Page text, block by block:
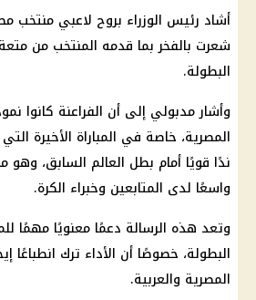
أشاد رئيس الوزراء بروح لاعبي منتخب
شعرت بالفخر بما قدمه المنتخب من
البطولة.
وأشار مدبولي إلى أن الفراعنة كانوا
المصرية، خاصة في المباراة الأخيرة
ندًا قويًا أمام بطل العالم السابق، وهو
واسعًا لدى المتابعين وخبراء الكرة.
وتعد هذه الرسالة دعمًا معنويًا مهمًا
البطولة، خصوصًا أن الأداء ترك انطباعًا
المصرية والعربية.